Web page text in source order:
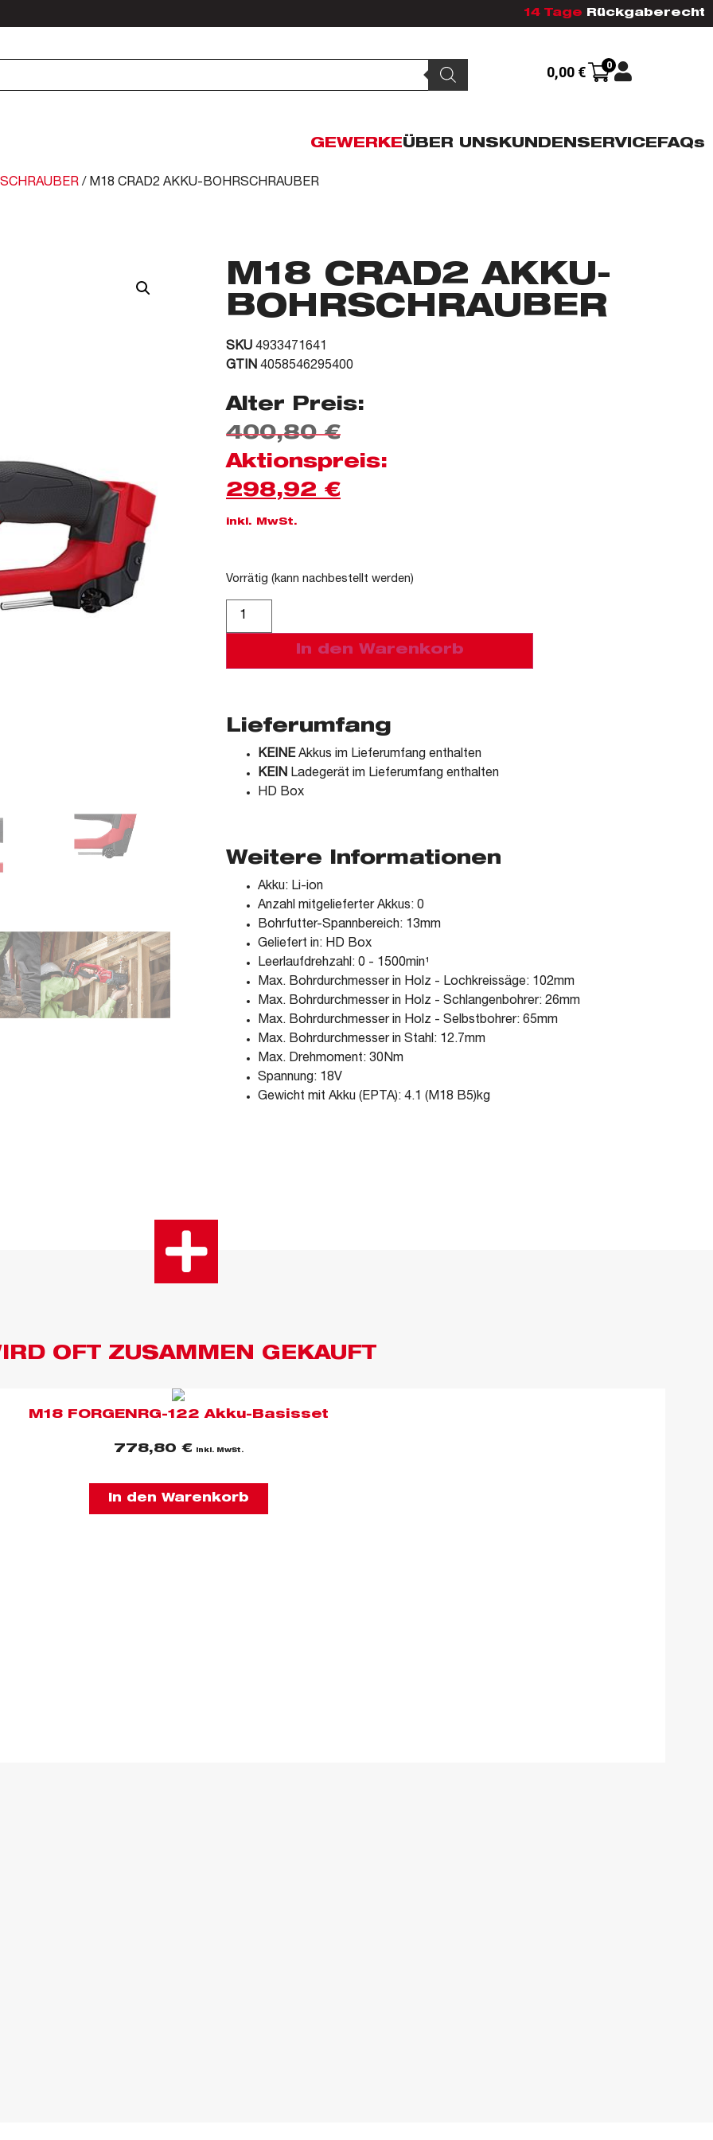
14 Tage Rückgaberecht
0,00 € 0
GEWERKEÜBER UNSKUNDENSERVICEFAQs
/ M18 CRAD2 AKKU-BOHRSCHRAUBER
M18 CRAD2 AKKU-
BOHRSCHRAUBER
SKU 4933471641
GTIN 4058546295400
Alter Preis:
400,80€
Aktionspreis:
298,92 €
inkl. MwSt.
Vorrätig (kann nachbestellt werden)
In den Warenkorb
Lieferumfang
KEINEAkkus im Lieferumfang enthalten
KEIN Ladegerät im Lieferumfang enthalten
HD Box
Weitere Informationen
Akku: Li-ion
Anzahl mitgelieferter Akkus: 0
Bohrfutter-Spannbereich: 13mm
Geliefert in: HD Box
Leerlaufdrehzahl: 0 - 1500min¹
Max. Bohrdurchmesser in Holz - Lochkreissäge: 102mm
Max. Bohrdurchmesser in Holz - Schlangenbohrer: 26mm
Max. Bohrdurchmesser in Holz - Selbstbohrer: 65mm
Max. Bohrdurchmesser in Stahl: 12.7mm
Max. Drehmoment: 30Nm
Spannung: 18V
Gewicht mit Akku (EPTA): 4.1 (M18 B5)kg
OFT ZUSAMMEN GEKAUFT
M18 FORGENRG-122 Akku-Basisset
778,80 € inkl. MwSt.
In den Warenkorb